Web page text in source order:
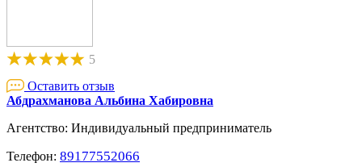
5
Оставить отзыв
Абдрахманова Альбина Хабировна
Агентство: Индивидуальный предприниматель
Телефон: 89177552066